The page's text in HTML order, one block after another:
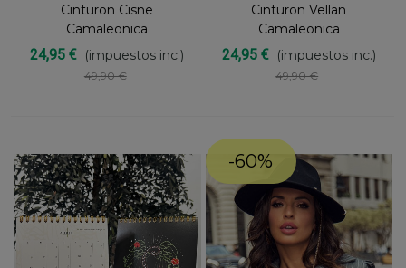
Cinturon Cisne
Camaleonica
24,95 € (impuestos inc.)
49,90 €
Cinturon Vellan
Camaleonica
24,95 € (impuestos inc.)
49,90 €
-60%